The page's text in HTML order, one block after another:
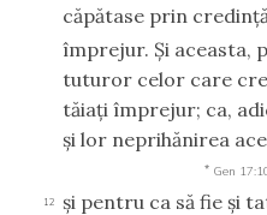
căpătase prin
împrejur. Şi aceasta,
tuturor celor care
tăiaţi împrejur; ca,
şi lor neprihănirea
* Gen
12
şi pentru ca să fie şi